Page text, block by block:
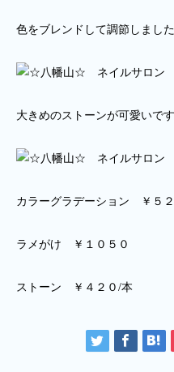
色をブレンドして調節しました
大きめのストーンが可愛いで
カラーグラデーション ￥５２
ラメがけ ￥１０５０
ストーン ￥４２０/本